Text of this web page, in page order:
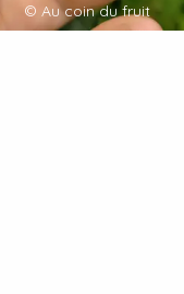
© Au coin du fruit